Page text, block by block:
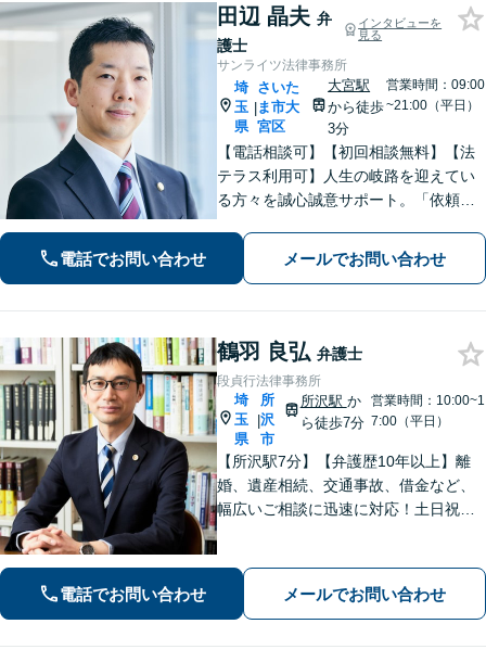
田辺 晶夫 弁
護士
インタビューを
見る
サンライツ法律事務所
埼
玉
県
|
さいた
ま市大
宮区
大宮駅
から徒歩
3分
営業時間：09:00
~21:00（平日）
【電話相談可】【初回相談無料】【法
テラス利用可】人生の岐路を迎えてい
る方々を誠心誠意サポート。「依頼者
女問題／借金問題／相続／企業法務／
刑事事件／交通事故／労働問題など、
電話でお問い合わせ メールでお問い合わせ
鶴羽 良弘 弁護士
段貞行法律事務所
埼
玉
県
|
所
沢
市
所沢駅 か
ら徒歩7分
営業時間：10:00~1
7:00（平日）
【所沢駅7分】【弁護歴10年以上】離
婚、遺産相続、交通事故、借金など、
幅広いご相談に迅速に対応！土日祝夜
ください！【初回相談無料】
電話でお問い合わせ メールでお問い合わせ